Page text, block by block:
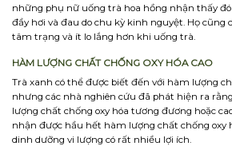
những phụ nữ uống trà hoa hồng nhận thấy
đầy hơi và đau do chu kỳ kinh nguyệt. Họ cũng
tâm trạng và ít lo lắng hơn khi uống trà.
HÀM LƯỢNG CHẤT CHỐNG OXY HÓA CAO
Trà xanh có thể được biết đến với hàm lượng
nhưng các nhà nghiên cứu đã phát hiện ra
lượng chất chống oxy hóa tương đương hoặc
nhận được hầu hết hàm lượng chất chống oxy
dinh dưỡng vi lượng có rất nhiều lợi ích.